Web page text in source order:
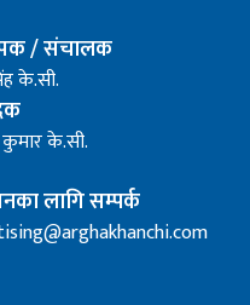
/ संचालक
के.सी.
के.सी.
लागि सम्पर्क